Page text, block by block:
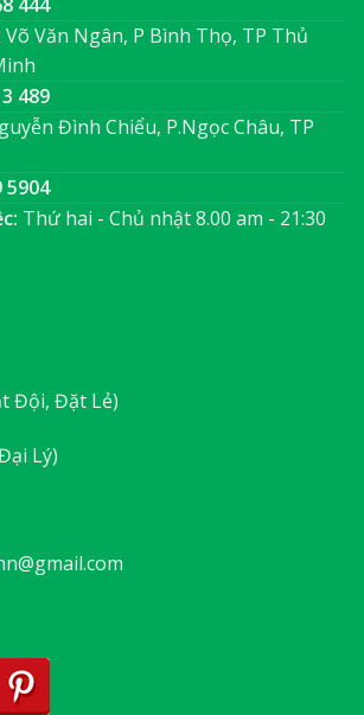
Võ Văn Ngân, P Bình Thọ, TP Thủ
489
Đình Chiểu, P.Ngọc Châu, TP
5904
Thứ hai - Chủ nhật 8.00 am - 21:30
Đội, Đặt Lẻ)
Lý)